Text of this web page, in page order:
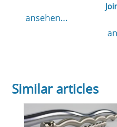
ansehen...
Similar articles